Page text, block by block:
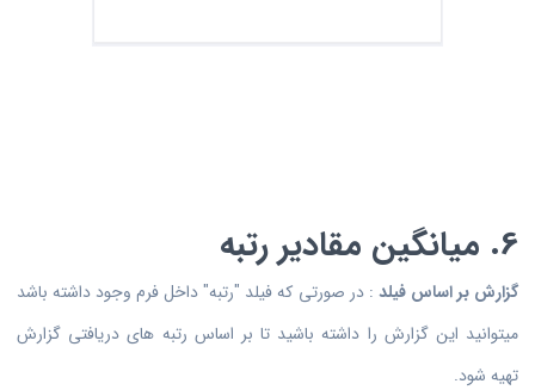
6. میانگین مقادیر رتبه
گزارش بر اساس فیلد : در صورتی که فیلد "رتبه" داخل فرم وجود داشته باشد
میتوانید این گزارش را داشته باشید تا بر اساس رتبه های دریافتی گزارش
تهیه شود.